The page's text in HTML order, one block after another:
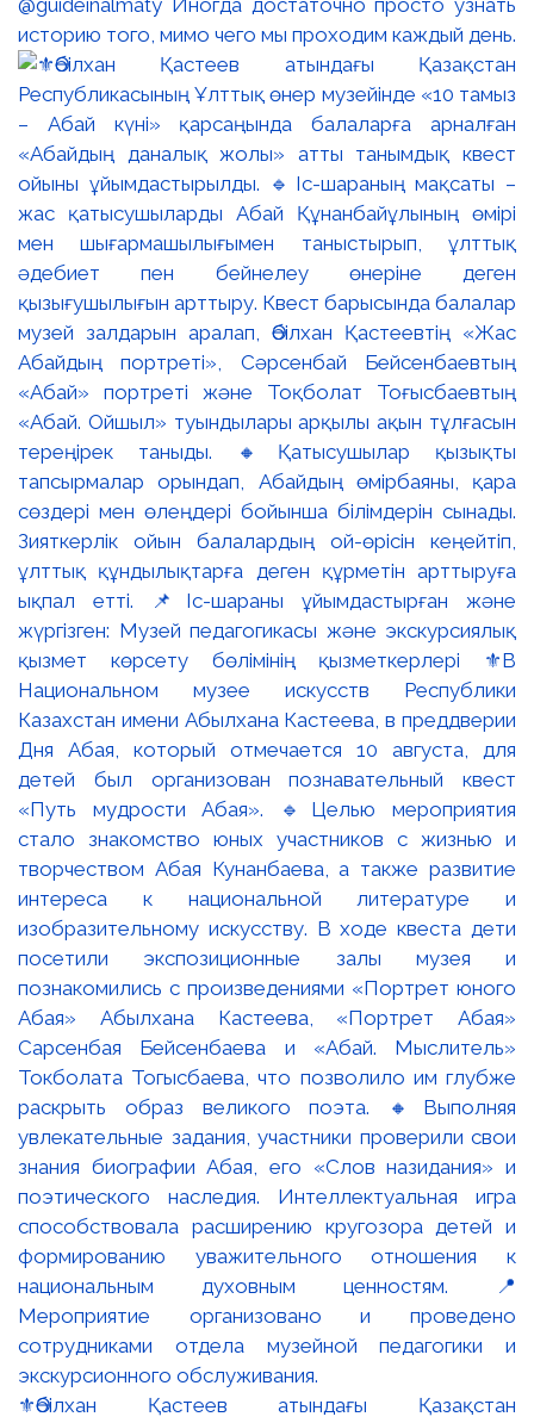
@guideinalmaty Иногда достаточно просто узнать
историю того, мимо чего мы проходим каждый день.
⚜️Әбілхан Қастеев атындағы Қазақстан